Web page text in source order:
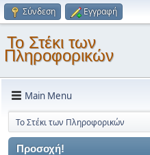
Σύνδεση Εγγραφή
Το Στέκι των
Πληροφορικών
Main Menu
Το Στέκι των Πληροφορικών
Προσοχή!